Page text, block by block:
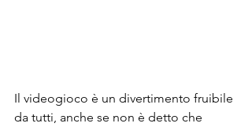
Il videogioco è un divertimento fruibile
da tutti, anche se non è detto che